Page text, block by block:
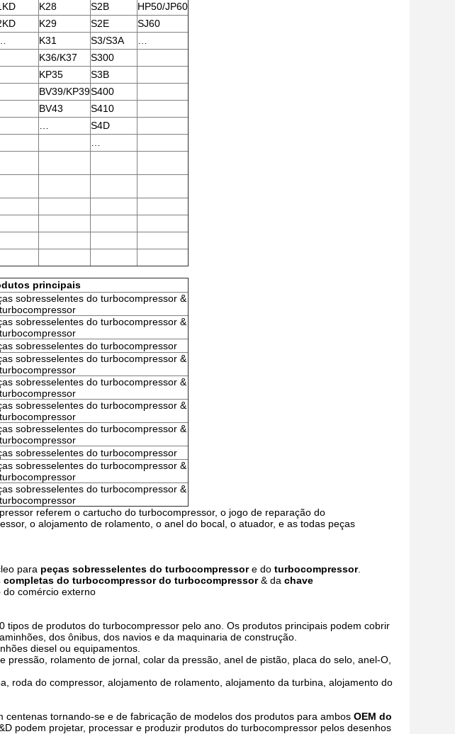
K28 S2B
HP50/JP60
K29 S2E
SJ60
K31 S3/S3A
K36/K37
S300
KP35
S3B
BV39/KP39S400
BV43
S410
S4D
principais
sobresselentes do turbocompressor &
sobresselentes do turbocompressor &
sobresselentes do turbocompressor
sobresselentes do turbocompressor &
sobresselentes do turbocompressor &
sobresselentes do turbocompressor &
sobresselentes do turbocompressor &
sobresselentes do turbocompressor
sobresselentes do turbocompressor &
sobresselentes do turbocompressor &
referem o cartucho do turbocompressor, o jogo de reparação do
o alojamento de rolamento, o anel do bocal, o atuador, e as todas peças
para peças sobresselentes do turbocompressore do turbocompressor.
completas do turbocompressor do turbocompressor& da chave
comércio externo
tipos de produtos do turbocompressor pelo ano. Os produtos principais podem cobrir
dos ônibus, dos navios e da maquinaria de construção.
diesel ou equipamentos.
pressão, rolamento de jornal, colar da pressão, anel de pistão, placa do selo, anel-O,
roda do compressor, alojamento de rolamento, alojamento da turbina, alojamento do
tornando-se e de fabricação de modelos dos produtos para ambos OEM do
podem projetar, processar e produzir produtos do turbocompressor pelos desenhos